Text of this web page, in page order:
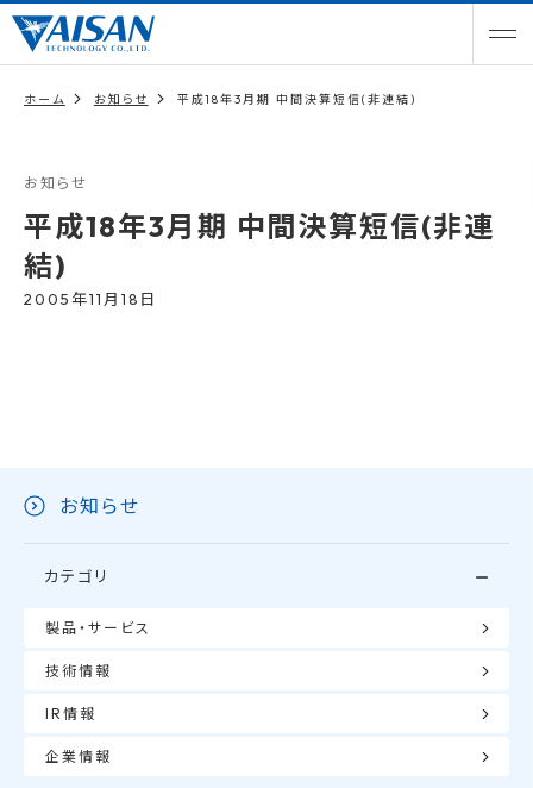
ホーム お知らせ 平成18年3月期 中間決算短信(非連結)
お知らせ
平成18年3月期 中間決算短信(非連
結)
2005年11月18日
お知らせ
カテゴリ
製品・サービス
技術情報
IR情報
企業情報